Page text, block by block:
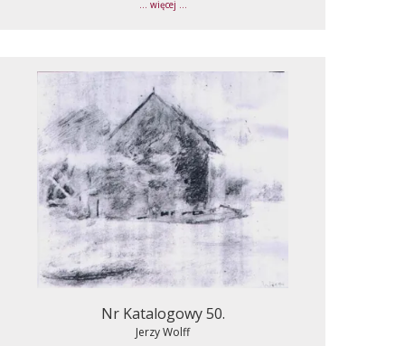
... więcej ...
Nr Katalogowy 50.
Jerzy Wolff